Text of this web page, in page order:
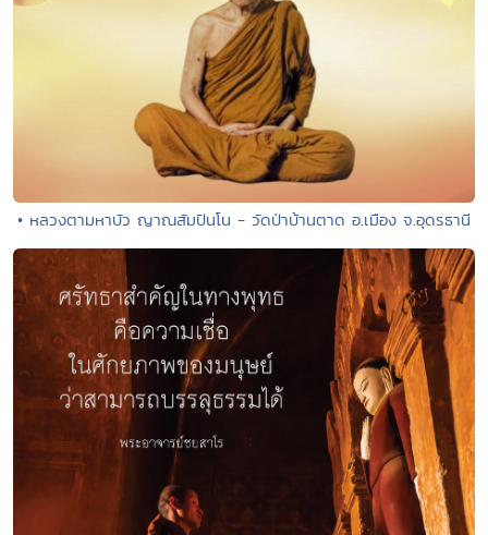
• หลวงตามหาบัว ญาณสัมปันโน - วัดป่าบ้านตาด อ.เมือง จ.อุดรธานี